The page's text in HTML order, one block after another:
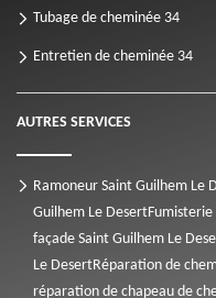
Tubage de cheminée 34
Entretien de cheminée 34
AUTRES SERVICES
Ramoneur Saint Guilhem Le
Guilhem Le Desert
façade Saint Guilhem Le
Le DesertRéparation de
réparation de chapeau de